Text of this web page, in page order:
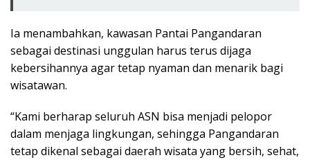
Ia menambahkan, kawasan Pantai Pangandaran
sebagai destinasi unggulan harus terus dijaga
kebersihannya agar tetap nyaman dan menarik bagi
wisatawan.
“Kami berharap seluruh ASN bisa menjadi pelopor
dalam menjaga lingkungan, sehingga Pangandaran
tetap dikenal sebagai daerah wisata yang bersih, sehat,